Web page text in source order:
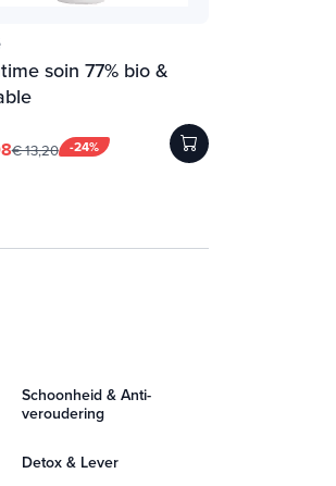
soin 77% bio &
-24%
€ 13,20
Schoonheid & Anti-
veroudering
Detox & Lever